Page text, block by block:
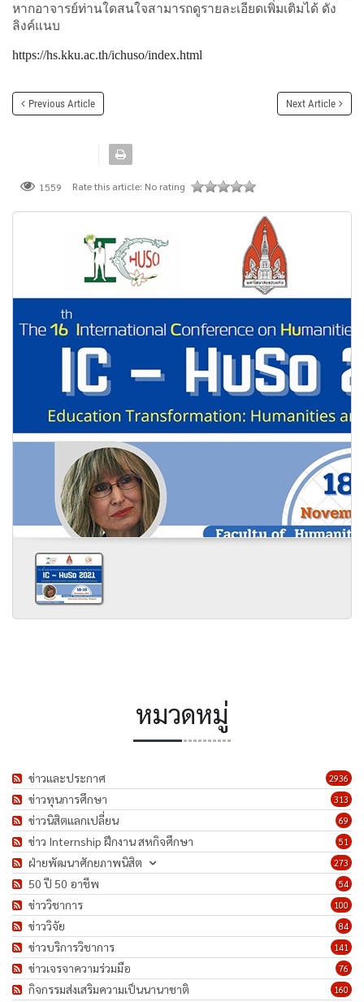
หากอาจารย์ท่านใดสนใจสามารถดูรายละเอียดเพิ่มเติมได้ ดัง
ลิงค์แนบ
https://hs.kku.ac.th/ichuso/index.html
Previous Article Next Article
1559 Rate this article: No rating
หมวดหมู่
2936
ข่าวและประกาศ
313
ข่าวทุนการศึกษา
69
ข่าวนิสิตแลกเปลี่ยน
51
ข่าว Internship ฝึกงาน สหกิจศึกษา
273
ฝ่ายพัฒนาศักยภาพนิสิต
54
50 ปี 50 อาชีพ
100
ข่าววิชาการ
84
ข่าววิจัย
141
ข่าวบริการวิชาการ
76
ข่าวเจรจาความร่วมมือ
160
กิจกรรมส่งเสริมความเป็นนานาชาติ